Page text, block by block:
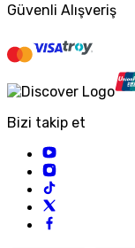
Güvenli Alışveriş
Bizi takip et